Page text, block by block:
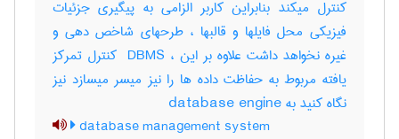
کنترل میکند بنابراین کاربر الزامی به پیگیری جزئیات
فیزیکی محل فایلها و قالبها ، طرحهای شاخص دهی و
غیره نخواهد داشت علاوه بر این ، ‎ DBMS کنترل تمرکز
یافته مربوط به حفاظت داده ها را نیز میسر میسازد نیز
نگاه کنید به ‎ database engine
database management system